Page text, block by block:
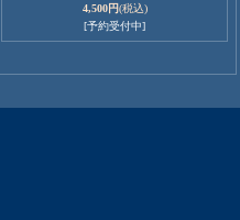
4,500円(税込)
[予約受付中]